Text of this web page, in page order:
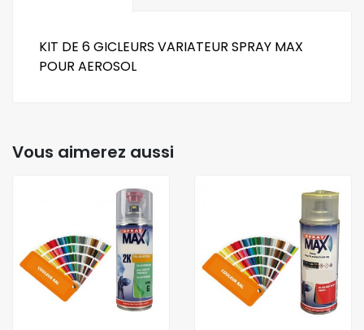
KIT DE 6 GICLEURS VARIATEUR SPRAY MAX
POUR AEROSOL
Vous aimerez aussi